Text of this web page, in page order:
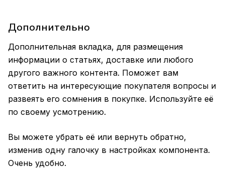
Дополнительно
Дополнительная вкладка, для размещения
информации о статьях, доставке или любого
другого важного контента. Поможет вам
ответить на интересующие покупателя вопросы и
развеять его сомнения в покупке. Используйте её
по своему усмотрению.
Вы можете убрать её или вернуть обратно,
изменив одну галочку в настройках компонента.
Очень удобно.